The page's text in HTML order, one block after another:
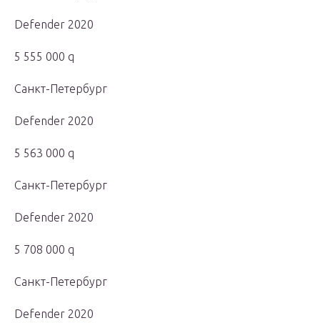
Defender 2020
5 555 000 q
Санкт-Петербург
Defender 2020
5 563 000 q
Санкт-Петербург
Defender 2020
5 708 000 q
Санкт-Петербург
Defender 2020